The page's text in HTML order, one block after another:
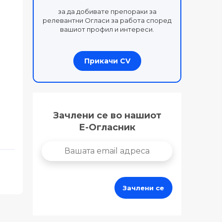
за да добивате препораки за
релевантни Огласи за работа според
вашиот профил и интереси.
Прикачи CV
Зачлени се во нашиот
Е-Огласник